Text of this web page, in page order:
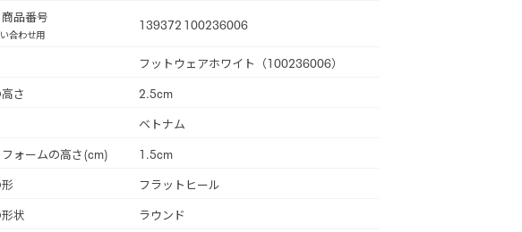
品番号
合わせ用
139372 100236006
フットウェアホワイト（100236006）
さ
2.5cm
ベトナム
ォームの高さ(cm)
1.5cm
フラットヒール
状
ラウンド